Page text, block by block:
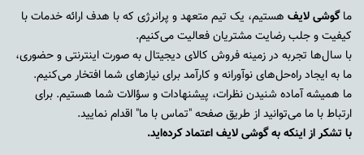
ماگوشی لایف هستیم، یک تیم متعهد و پرانرژی که با هدف ارائه خدمات با
کیفیت و جلب رضایت مشتریان فعالیت می‌کنیم.
با سال‌ها تجربه در زمینه فروش کالای دیجیتال به صورت اینترنتی و حضوری،
ما به ایجاد راه‌حل‌های نوآورانه و کارآمد برای نیازهای شما افتخار می‌کنیم.
ما همیشه آماده شنیدن نظرات، پیشنهادات و سؤالات شما هستیم. برای
ارتباط با ما می‌توانید از طریق صفحه "تماس با ما" اقدام نمایید.
با تشکر از اینکه به گوشی لایف اعتماد کرده‌اید.